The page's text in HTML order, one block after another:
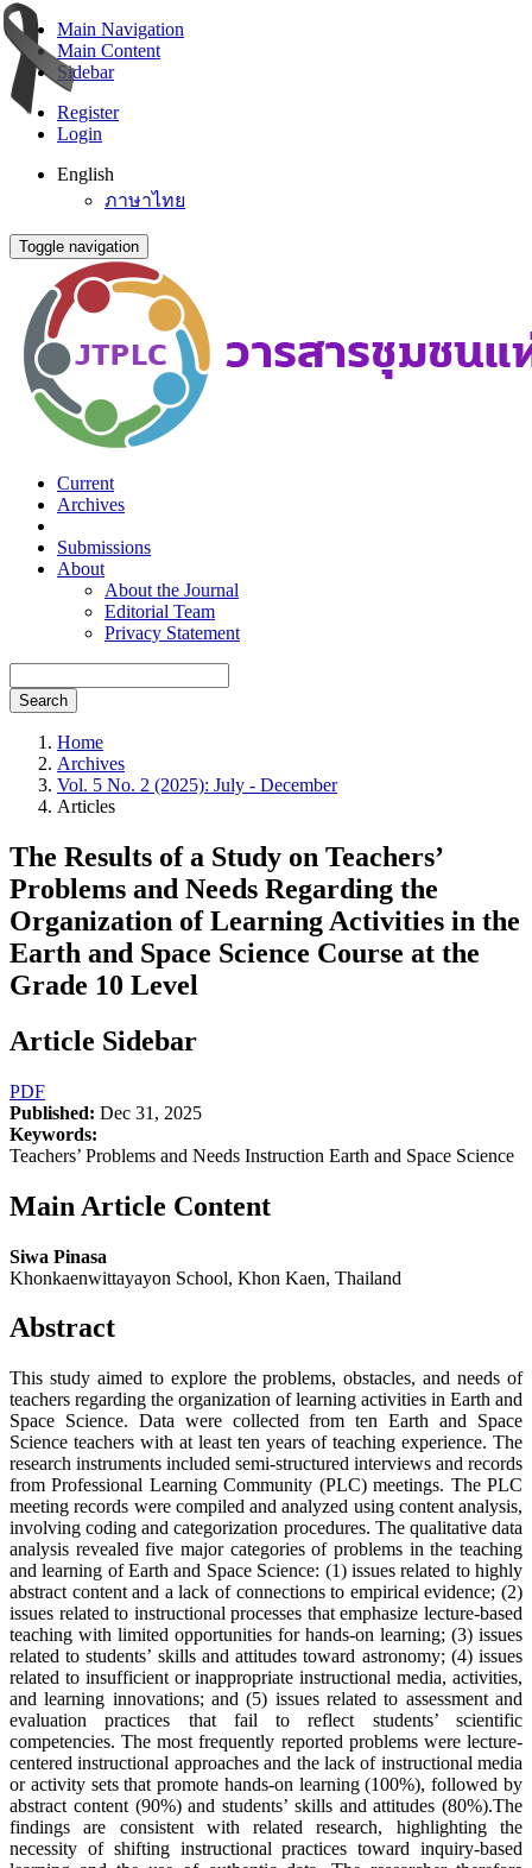
Main Navigation
Main Content
Sidebar
Register
Login
English
ภาษาไทย
Toggle navigation
Current
Archives
Submissions
About
About the Journal
Editorial Team
Privacy Statement
Search
Home
Archives
Vol. 5 No. 2 (2025): July - December
Articles
The Results of a Study on Teachers’
Problems and Needs Regarding the
Organization of Learning Activities in the
Earth and Space Science Course at the
Grade 10 Level
Article Sidebar
PDF
Published: Dec 31, 2025
Keywords:
Teachers’ Problems and Needs Instruction Earth and Space Science
Main Article Content
Siwa Pinasa
Khonkaenwittayayon School, Khon Kaen, Thailand
Abstract
This study aimed to explore the problems, obstacles, and needs of
teachers regarding the organization of learning activities in Earth and
Space Science. Data were collected from ten Earth and Space
Science teachers with at least ten years of teaching experience. The
research instruments included semi-structured interviews and records
from Professional Learning Community (PLC) meetings. The PLC
meeting records were compiled and analyzed using content analysis,
involving coding and categorization procedures. The qualitative data
analysis revealed five major categories of problems in the teaching
and learning of Earth and Space Science: (1) issues related to highly
abstract content and a lack of connections to empirical evidence; (2)
issues related to instructional processes that emphasize lecture-based
teaching with limited opportunities for hands-on learning; (3) issues
related to students’ skills and attitudes toward astronomy; (4) issues
related to insufficient or inappropriate instructional media, activities,
and learning innovations; and (5) issues related to assessment and
evaluation practices that fail to reflect students’ scientific
competencies. The most frequently reported problems were lecture-
centered instructional approaches and the lack of instructional media
or activity sets that promote hands-on learning (100%), followed by
abstract content (90%) and students’ skills and attitudes (80%).The
findings are consistent with related research, highlighting the
necessity of shifting instructional practices toward inquiry-based